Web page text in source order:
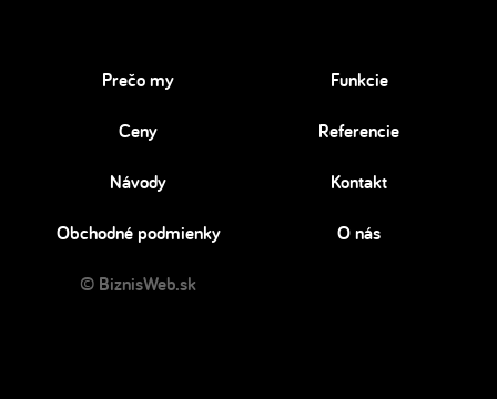
Prečo my Funkcie
Ceny Referencie
Návody Kontakt
Obchodné podmienky O nás
© BiznisWeb.sk